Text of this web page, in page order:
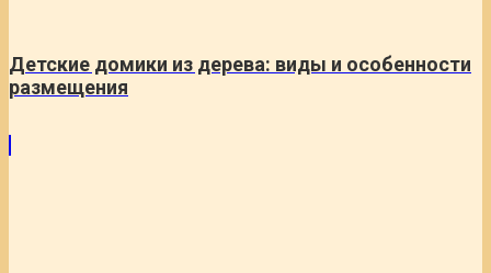
Детские домики из дерева: виды и особенности
размещения